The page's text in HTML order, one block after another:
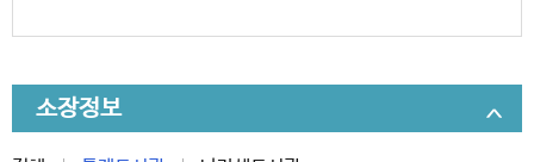
소장정보